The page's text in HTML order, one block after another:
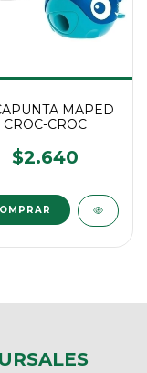
MAPED
CROC-CROC
$2.640